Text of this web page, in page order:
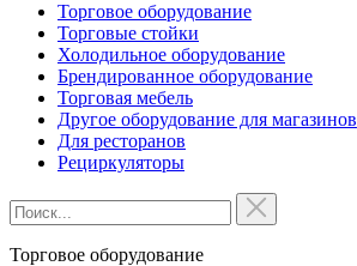
Торговое оборудование
Торговые стойки
Холодильное оборудование
Брендированное оборудование
Торговая мебель
Другое оборудование для магазинов
Для ресторанов
Рециркуляторы
Торговое оборудование